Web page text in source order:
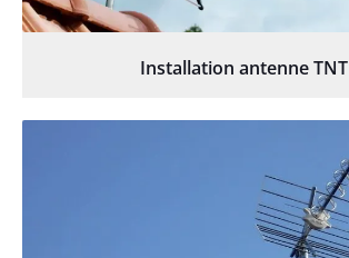
Installation antenne TNT